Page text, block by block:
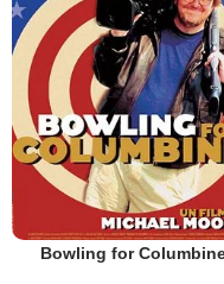
Bowling for